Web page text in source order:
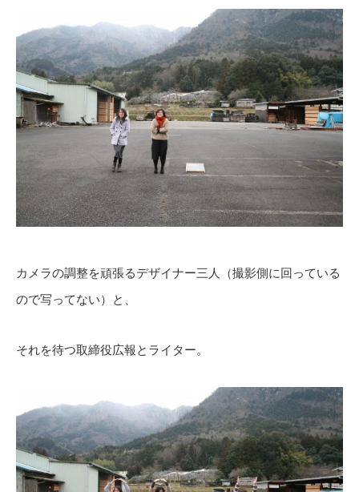
カメラの調整を頑張るデザイナー三人（撮影側に回っている
ので写ってない）と、
それを待つ取締役広報とライター。